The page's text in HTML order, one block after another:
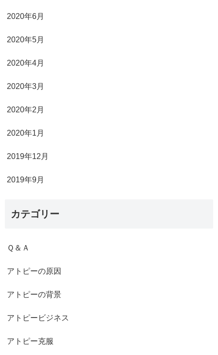
2020年6月
2020年5月
2020年4月
2020年3月
2020年2月
2020年1月
2019年12月
2019年9月
カテゴリー
Ｑ＆Ａ
アトピーの原因
アトピーの背景
アトピービジネス
アトピー克服